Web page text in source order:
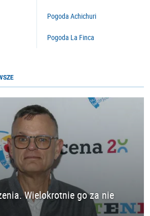
Pogoda Achichuri
Pogoda La Finca
Wielokrotnie go za nie